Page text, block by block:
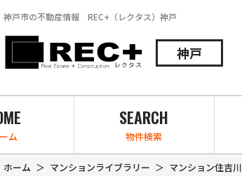
神戸市の不動産情報 REC+（レクタス）神戸
神戸
ム
SEARCH
物件検索
ホーム マンションライブラリー マンション住吉川